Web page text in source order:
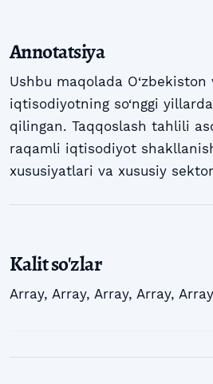
Annotatsiya
Ushbu maqolada
iqtisodiyotning so‘nggi
qilingan. Taqqoslash tahlili
raqamli iqtisodiyot
xususiyatlari va xususiy
Kalit so'zlar
Array, Array, Array, Array, Array